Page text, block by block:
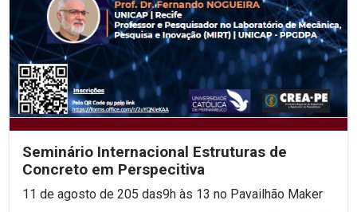
Seminário Internacional Estruturas de
Concreto em Perspecitiva
11 de agosto de 205 das9h às 13 no Pavailhão Maker